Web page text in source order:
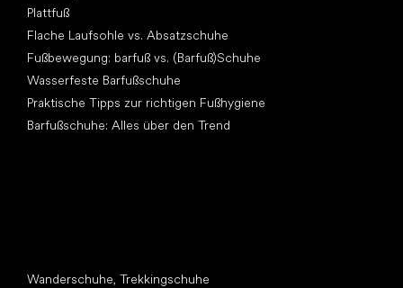
Plattfuß
Flache Laufsohle vs. Absatzschuhe
Fußbewegung: barfuß vs. (Barfuß)Schuhe
Wasserfeste Barfußschuhe
Praktische Tipps zur richtigen Fußhygiene
Barfußschuhe: Alles über den Trend
Wanderschuhe, Trekkingschuhe